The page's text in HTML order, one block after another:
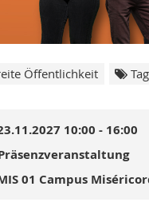
Öffentlichkeit
10:00 - 16:00
01 Campus